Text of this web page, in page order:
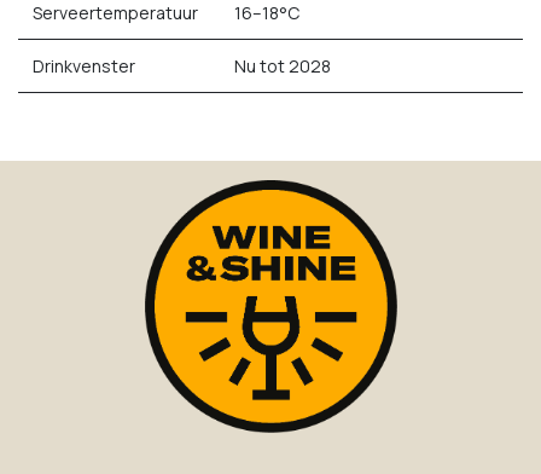
Serveertemperatuur 16–18°C
Drinkvenster Nu tot 2028